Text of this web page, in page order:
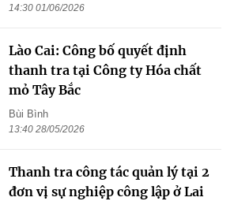
14:30 01/06/2026
Lào Cai: Công bố quyết định
thanh tra tại Công ty Hóa chất
mỏ Tây Bắc
Bùi Bình
13:40 28/05/2026
Thanh tra công tác quản lý tại 2
đơn vị sự nghiệp công lập ở Lai